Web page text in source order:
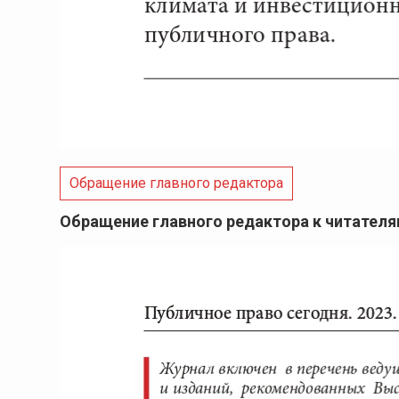
Обращение главного редактора
Обращение главного редактора к